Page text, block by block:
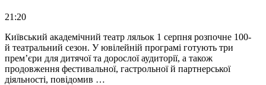
21:20
Київський академічний театр ляльок 1 серпня розпочне 100-
й театральний сезон. У ювілейній програмі готують три
прем’єри для дитячої та дорослої аудиторії, а також
продовження фестивальної, гастрольної й партнерської
діяльності, повідомив …